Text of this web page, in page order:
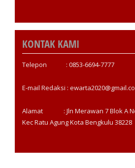
KONTAK KAMI
Telepon : 0853-6694-7777
E-mail Redaksi :
Alamat : Jln Merawan 7 Blok A No
Kec Ratu Agung Kota Bengkulu 38228